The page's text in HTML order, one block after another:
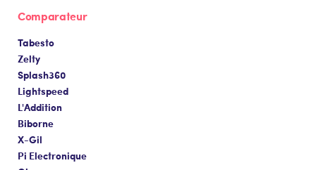
Comparateur
Tabesto
Zelty
Splash360
Lightspeed
L'Addition
Biborne
X-Gil
Pi Electronique